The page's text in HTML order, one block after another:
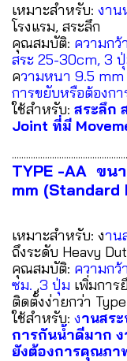
เหมาะสำหรับ: งาน
โรงแรม, สระลึก
คุณสมบัติ: ความกว้
สระ 25-30cm, 3
ความหนา 9.5 mm
การขยับหรือต้องก
ใช้สำหรับ: สระลึก
Joint ที่มี
TYPE -AA ขน
mm (Standard
เหมาะสำหรับ: งาน
ถึงระดับ Heavy
คุณสมบัติ: ความกว้
ซม. ,3 ปุ่ม เพิ่มการ
ติดตั้งง่ายกว่า
ใช้สำหรับ: งานสร
การกันน้ำดีมาก
ยังต้องการคุณภา